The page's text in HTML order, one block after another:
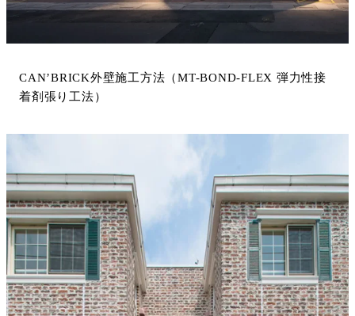
CAN’BRICK外壁施工方法（MT-BOND-FLEX 弾力性接
着剤張り工法）